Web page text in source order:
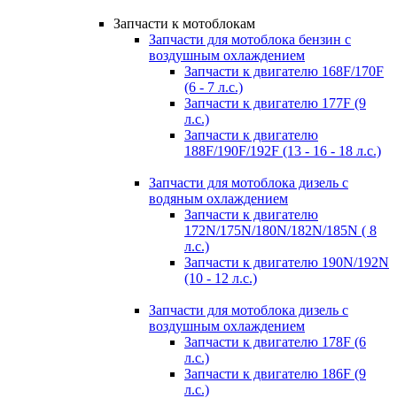
Запчасти к мотоблокам
Запчасти для мотоблока бензин с
воздушным охлаждением
Запчасти к двигателю 168F/170F
(6 - 7 л.с.)
Запчасти к двигателю 177F (9
л.с.)
Запчасти к двигателю
188F/190F/192F (13 - 16 - 18 л.с.)
Запчасти для мотоблока дизель с
водяным охлаждением
Запчасти к двигателю
172N/175N/180N/182N/185N ( 8
л.с.)
Запчасти к двигателю 190N/192N
(10 - 12 л.с.)
Запчасти для мотоблока дизель с
воздушным охлаждением
Запчасти к двигателю 178F (6
л.с.)
Запчасти к двигателю 186F (9
л.с.)